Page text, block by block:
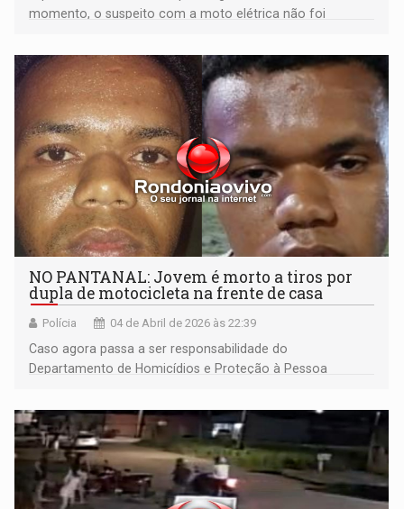
momento, o suspeito com a moto elétrica não foi
NO PANTANAL: Jovem é morto a tiros por
dupla de motocicleta na frente de casa
Polícia 04 de Abril de 2026 às 22:39
Caso agora passa a ser responsabilidade do
Departamento de Homicídios e Proteção à Pessoa